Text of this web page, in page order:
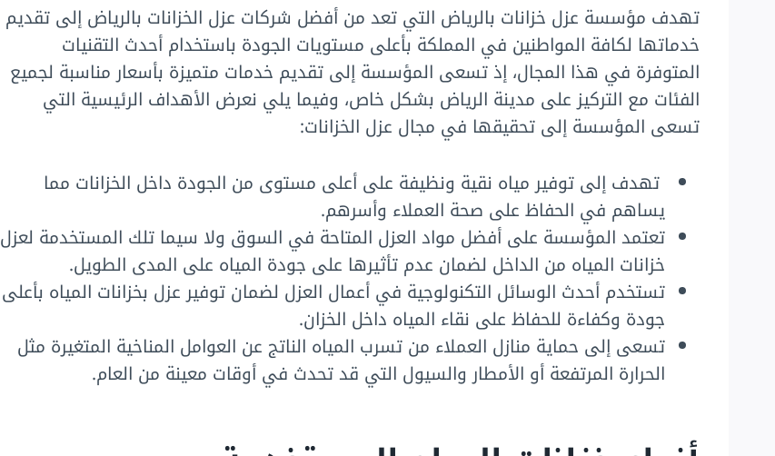
تهدف مؤسسة عزل خزانات بالرياض التي تعد من أفضل شركات عزل الخزانات بالرياض إلى تقديم
خدماتها لكافة المواطنين في المملكة بأعلى مستويات الجودة باستخدام أحدث التقنيات
المتوفرة في هذا المجال، إذ تسعى المؤسسة إلى تقديم خدمات متميزة بأسعار مناسبة لجميع
الفئات مع التركيز على مدينة الرياض بشكل خاص، وفيما يلي نعرض الأهداف الرئيسية التي
تسعى المؤسسة إلى تحقيقها في مجال عزل الخزانات:
تهدف إلى توفير مياه نقية ونظيفة على أعلى مستوى من الجودة داخل الخزانات مما
يساهم في الحفاظ على صحة العملاء وأسرهم.
تعتمد المؤسسة على أفضل مواد العزل المتاحة في السوق ولا سيما تلك المستخدمة لعزل
خزانات المياه من الداخل لضمان عدم تأثيرها على جودة المياه على المدى الطويل.
تستخدم أحدث الوسائل التكنولوجية في أعمال العزل لضمان توفير عزل بخزانات المياه بأعلى
جودة وكفاءة للحفاظ على نقاء المياه داخل الخزان.
تسعى إلى حماية منازل العملاء من تسرب المياه الناتج عن العوامل المناخية المتغيرة مثل
الحرارة المرتفعة أو الأمطار والسيول التي قد تحدث في أوقات معينة من العام.